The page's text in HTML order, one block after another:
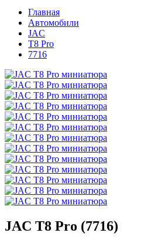
Главная
Автомобили
JAC
T8 Pro
7716
JAC T8 Pro (7716)